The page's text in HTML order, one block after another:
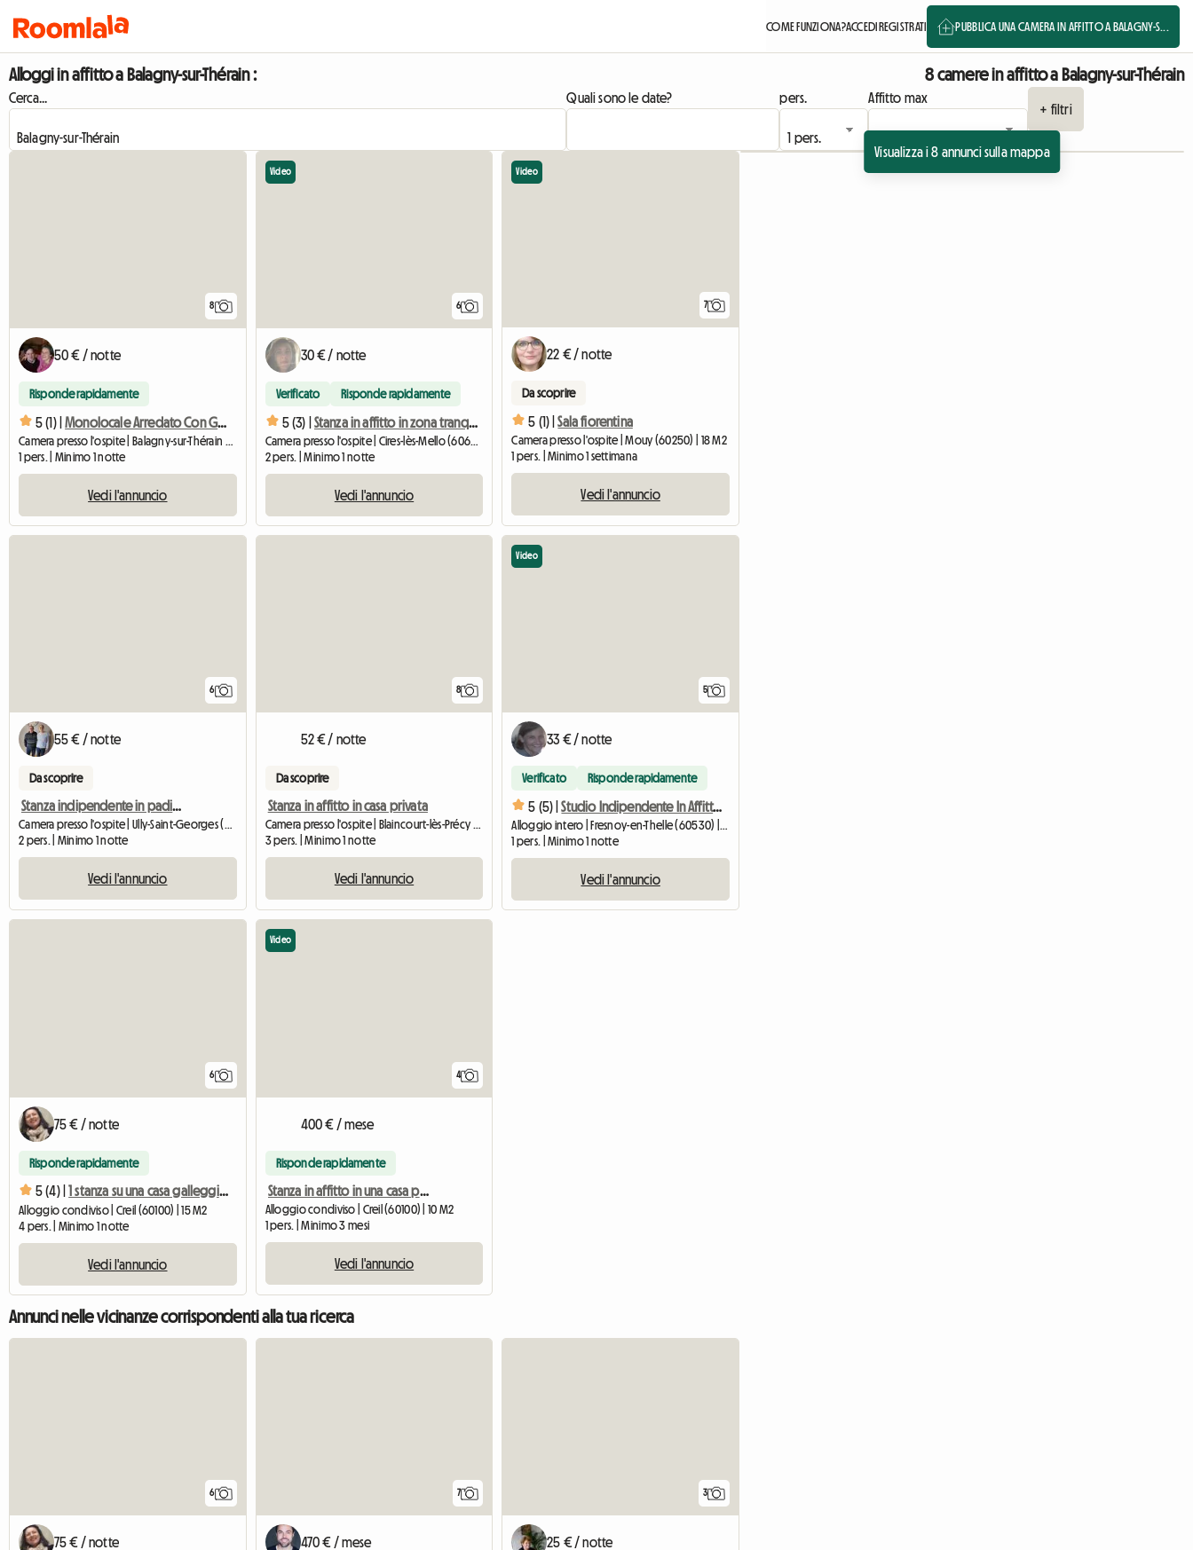
COME FUNZIONA?ACCEDIREGISTRATI PUBBLICA UNA CAMERA IN AFFITTO A BALAGNY-S...
Alloggi in affitto a Balagny-sur-Thérain : 8 camere in affitto a Balagny-sur-Thérain
Cerca... Quali sono le date? pers.
Affitto max
+ filtri
Visualizza i 8 annunci sulla mappa
8
50 € / notte
Risponde rapidamente
5 (1) | Monolocale Arredato Con Giardino E Posto Auto, Riscaldamento Centralizzato, Gar
Camera presso l'ospite | Balagny-sur-Thérain (60250) | 20 M2
1 pers. | Minimo 1 notte
Vedi l'annuncio
6
Video
30 € / notte
Verificato Risponde rapidamente
5 (3) | Stanza in affitto in zona tranquilla
Camera presso l'ospite | Cires-lès-Mello (60660) | 10 M2
2 pers. | Minimo 1 notte
Vedi l'annuncio
7
Video
22 € / notte
Da scoprire
5 (1) | Sala fiorentina
Camera presso l'ospite | Mouy (60250) | 18 M2
1 pers. | Minimo 1 settimana
Vedi l'annuncio
6
55 € / notte
Da scoprire
Stanza indipendente in padiglione individuale in famiglia
Camera presso l'ospite | Ully-Saint-Georges (60730) | 18 M2
2 pers. | Minimo 1 notte
Vedi l'annuncio
8
52 € / notte
Da scoprire
Stanza in affitto in casa privata
Camera presso l'ospite | Blaincourt-lès-Précy (60460)
3 pers. | Minimo 1 notte
Vedi l'annuncio
5
Video
33 € / notte
Verificato Risponde rapidamente
5 (5) | Studio Indipendente In Affitto A L'habita
Alloggio intero | Fresnoy-en-Thelle (60530) | 25 M2
1 pers. | Minimo 1 notte
Vedi l'annuncio
6
75 € / notte
Risponde rapidamente
5 (4) | 1 stanza su una casa galleggiante
Alloggio condiviso | Creil (60100) | 15 M2
4 pers. | Minimo 1 notte
Vedi l'annuncio
4
Video
400 € / mese
Risponde rapidamente
Stanza in affitto in una casa privata
Alloggio condiviso | Creil (60100) | 10 M2
1 pers. | Minimo 3 mesi
Vedi l'annuncio
Annunci nelle vicinanze corrispondenti alla tua ricerca
6
75 € / notte
7
470 € / mese
3
25 € / notte